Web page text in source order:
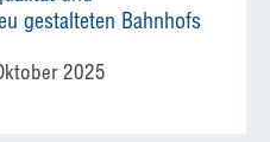
gestalteten Bahnhofs
2025